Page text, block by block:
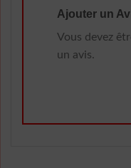
Ajouter un
Vous devez
un avis.